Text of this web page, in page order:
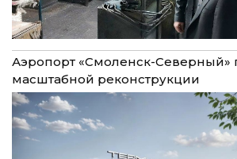
Аэропорт «Смоленск-Северный»
масштабной реконструкции